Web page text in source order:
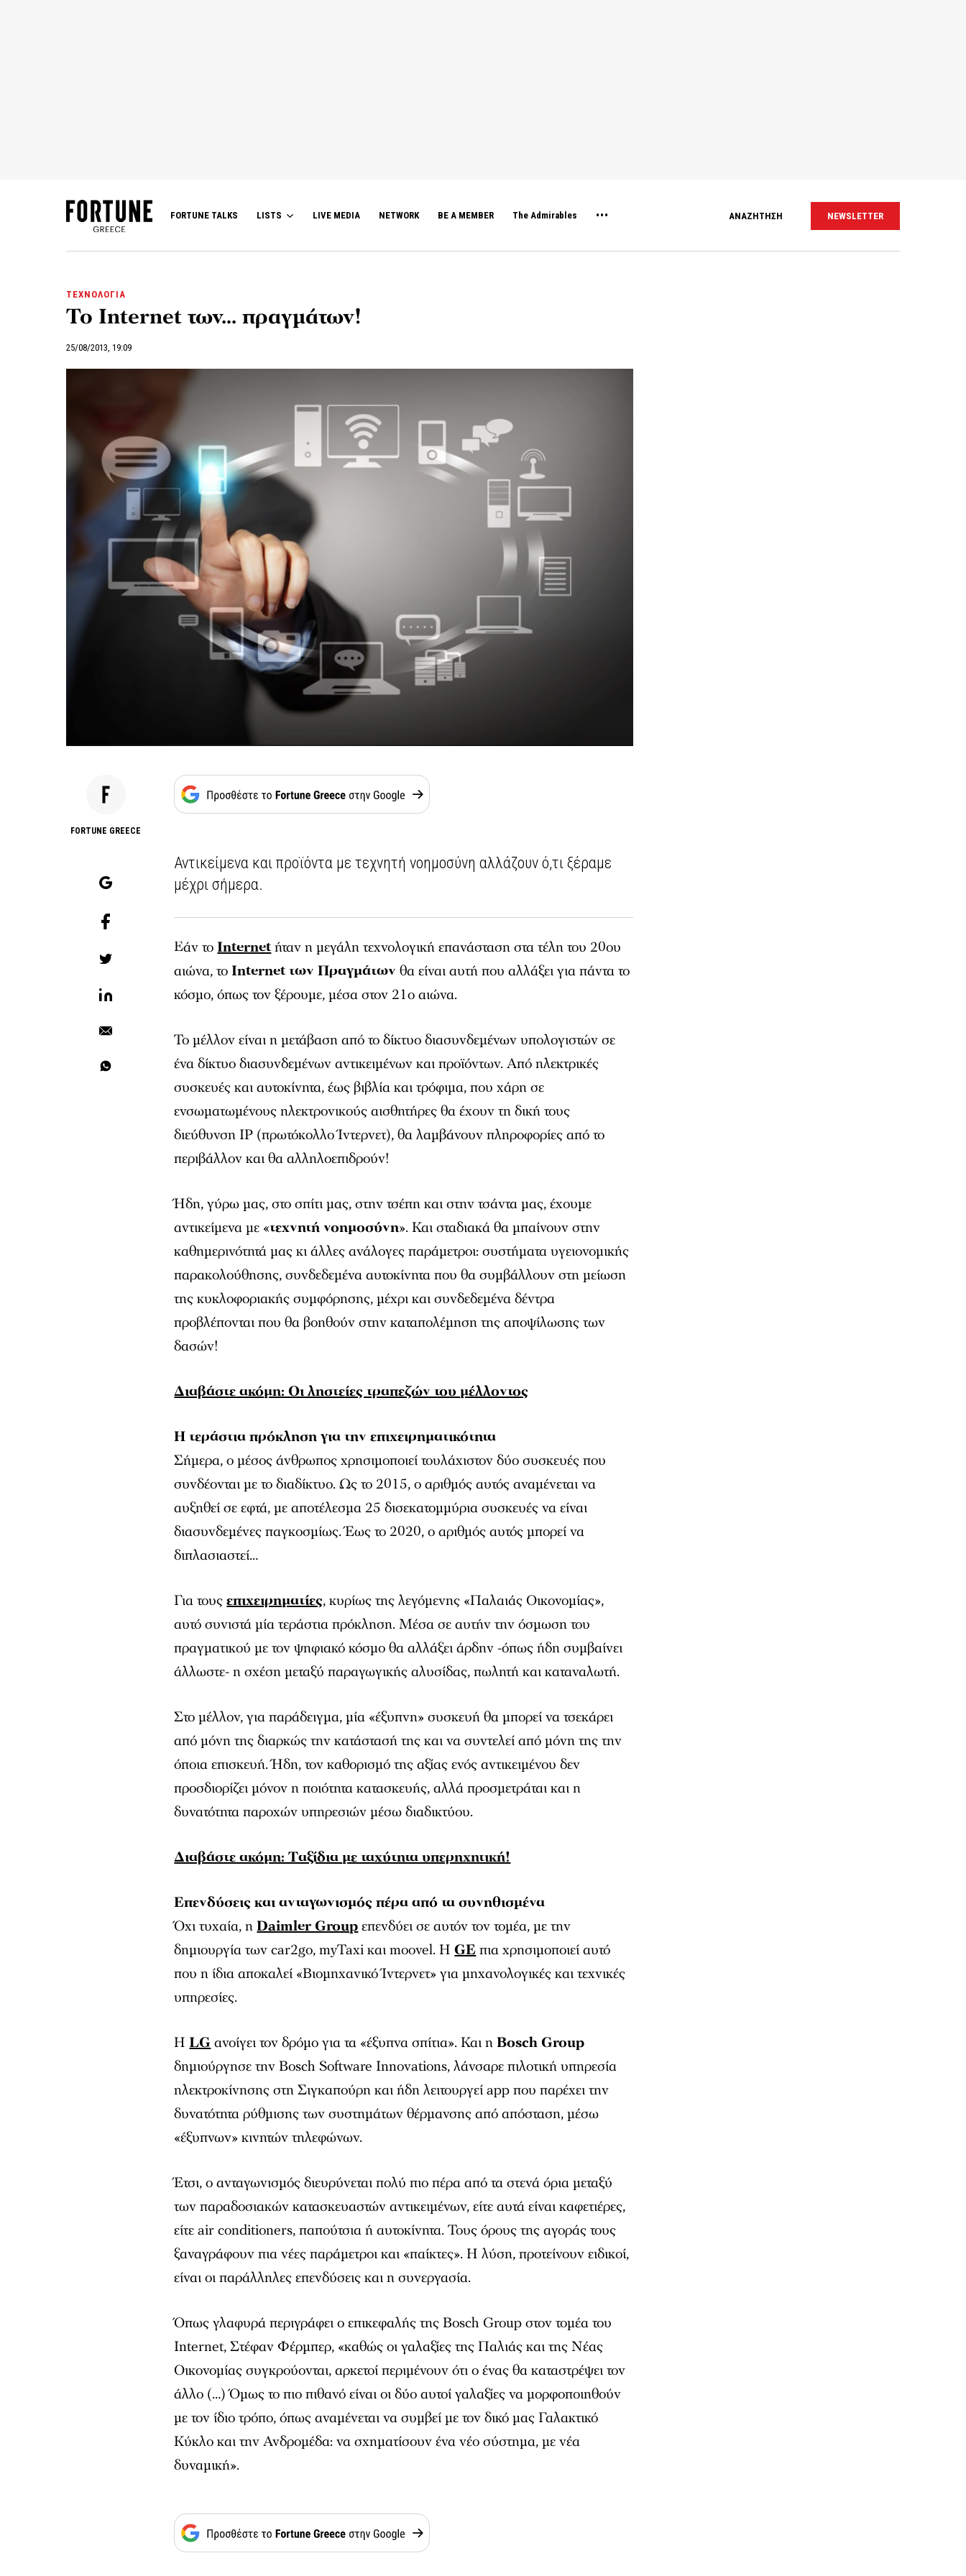
FORTUNE TALKS LISTS LIVE MEDIA NETWORK BE A MEMBER The Admirables ΑΝΑΖΗΤΗΣΗ NEWSLETTER
ΤΕΧΝΟΛΟΓΙΑ
Το Internet των… πραγμάτων!
25/08/2013, 19:09
FORTUNE GREECE
Αντικείμενα και προϊόντα με τεχνητή νοημοσύνη αλλάζουν ό,τι ξέραμε
μέχρι σήμερα.
Εάν το Internetήταν η μεγάλη τεχνολογική επανάσταση στα τέλη του 20ου
αιώνα, το Internet των Πραγμάτων θα είναι αυτή που αλλάξει για πάντα το
κόσμο, όπως τον ξέρουμε, μέσα στον 21ο αιώνα.
Το μέλλον είναι η μετάβαση από το δίκτυο διασυνδεμένων υπολογιστών σε
ένα δίκτυο διασυνδεμένων αντικειμένων και προϊόντων. Από ηλεκτρικές
συσκευές και αυτοκίνητα, έως βιβλία και τρόφιμα, που χάρη σε
ενσωματωμένους ηλεκτρονικούς αισθητήρες θα έχουν τη δική τους
διεύθυνση ΙΡ (πρωτόκολλο Ίντερνετ), θα λαμβάνουν πληροφορίες από το
περιβάλλον και θα αλληλοεπιδρούν!
Ήδη, γύρω μας, στο σπίτι μας, στην τσέπη και στην τσάντα μας, έχουμε
αντικείμενα με «τεχνητή νοημοσύνη». Και σταδιακά θα μπαίνουν στην
καθημερινότητά μας κι άλλες ανάλογες παράμετροι: συστήματα υγειονομικής
παρακολούθησης, συνδεδεμένα αυτοκίνητα που θα συμβάλλουν στη μείωση
της κυκλοφοριακής συμφόρησης, μέχρι και συνδεδεμένα δέντρα
προβλέπονται που θα βοηθούν στην καταπολέμηση της αποψίλωσης των
δασών!
Διαβάστε ακόμη: Οι ληστείες τραπεζών του μέλλοντος
Η τεράστια πρόκληση για την επιχειρηματικότητα
Σήμερα, ο μέσος άνθρωπος χρησιμοποιεί τουλάχιστον δύο συσκευές που
συνδέονται με το διαδίκτυο. Ως το 2015, ο αριθμός αυτός αναμένεται να
αυξηθεί σε εφτά, με αποτέλεσμα 25 δισεκατομμύρια συσκευές να είναι
διασυνδεμένες παγκοσμίως. Έως το 2020, ο αριθμός αυτός μπορεί να
διπλασιαστεί…
Για τουςεπιχειρηματίες, κυρίως της λεγόμενης «Παλαιάς Οικονομίας»,
αυτό συνιστά μία τεράστια πρόκληση. Μέσα σε αυτήν την όσμωση του
πραγματικού με τον ψηφιακό κόσμο θα αλλάξει άρδην -όπως ήδη συμβαίνει
άλλωστε- η σχέση μεταξύ παραγωγικής αλυσίδας, πωλητή και καταναλωτή.
Στο μέλλον, για παράδειγμα, μία «έξυπνη» συσκευή θα μπορεί να τσεκάρει
από μόνη της διαρκώς την κατάστασή της και να συντελεί από μόνη της την
όποια επισκευή. Ήδη, τον καθορισμό της αξίας ενός αντικειμένου δεν
προσδιορίζει μόνον η ποιότητα κατασκευής, αλλά προσμετράται και η
δυνατότητα παροχών υπηρεσιών μέσω διαδικτύου.
Διαβάστε ακόμη: Tαξίδια με ταχύτητα υπερηχητική!
Επενδύσεις και ανταγωνισμός πέρα από τα συνηθισμένα
Όχι τυχαία, ηDaimler Groupεπενδύει σε αυτόν τον τομέα, με την
δημιουργία των car2go, myTaxi και moovel. ΗGEπια χρησιμοποιεί αυτό
που η ίδια αποκαλεί «Βιομηχανικό Ίντερνετ» για μηχανολογικές και τεχνικές
υπηρεσίες.
Η LG ανοίγει τον δρόμο για τα «έξυπνα σπίτια». Και ηBosch Group
δημιούργησε την Bosch Software Innovations, λάνσαρε πιλοτική υπηρεσία
ηλεκτροκίνησης στη Σιγκαπούρη και ήδη λειτουργεί app που παρέχει την
δυνατότητα ρύθμισης των συστημάτων θέρμανσης από απόσταση, μέσω
«έξυπνων» κινητών τηλεφώνων.
Έτσι, ο ανταγωνισμός διευρύνεται πολύ πιο πέρα από τα στενά όρια μεταξύ
των παραδοσιακών κατασκευαστών αντικειμένων, είτε αυτά είναι καφετιέρες,
είτε air conditioners, παπούτσια ή αυτοκίνητα. Τους όρους της αγοράς τους
ξαναγράφουν πια νέες παράμετροι και «παίκτες». Η λύση, προτείνουν ειδικοί,
είναι οι παράλληλες επενδύσεις και η συνεργασία.
Όπως γλαφυρά περιγράφει ο επικεφαλής της Bosch Group στον τομέα του
Internet, Στέφαν Φέρμπερ, «καθώς οι γαλαξίες της Παλιάς και της Νέας
Οικονομίας συγκρούονται, αρκετοί περιμένουν ότι ο ένας θα καταστρέψει τον
άλλο (…) Όμως το πιο πιθανό είναι οι δύο αυτοί γαλαξίες να μορφοποιηθούν
με τον ίδιο τρόπο, όπως αναμένεται να συμβεί με τον δικό μας Γαλακτικό
Κύκλο και την Ανδρομέδα: να σχηματίσουν ένα νέο σύστημα, με νέα
δυναμική».